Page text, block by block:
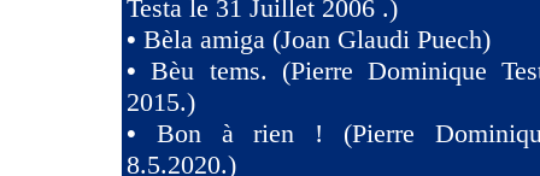
Testa le 31 Juillet 2006 .)
• Bèla amiga (Joan Glaudi Puech)
•Bèu tems. (Pierre Dominique
2015.)
• Bon à rien ! (Pierre
8.5.2020.)